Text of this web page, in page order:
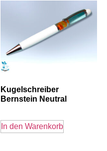
Kugelschreiber
Bernstein Neutral
In den Warenkorb